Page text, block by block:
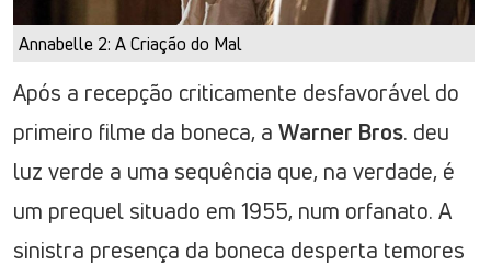
Annabelle 2: A Criação do Mal
Após a recepção criticamente desfavorável do
primeiro filme da boneca, a Warner Bros. deu
luz verde a uma sequência que, na verdade, é
um prequel situado em 1955, num orfanato. A
sinistra presença da boneca desperta temores